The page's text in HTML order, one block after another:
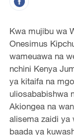
Kwa mujibu wa
Onesimus
wameuawa na
nchini Kenya
ya kitaifa na
uliosababishwa
Akiongea na
alisema zaidi ya
baada ya